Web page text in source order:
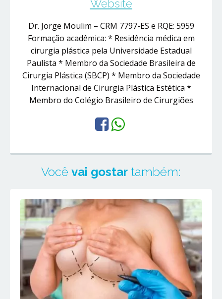
Website
Dr. Jorge Moulim – CRM 7797-ES e RQE: 5959
Formação acadêmica: * Residência médica em
cirurgia plástica pela Universidade Estadual
Paulista * Membro da Sociedade Brasileira de
Cirurgia Plástica (SBCP) * Membro da Sociedade
Internacional de Cirurgia Plástica Estética *
Membro do Colégio Brasileiro de Cirurgiões
Você vai gostar também: